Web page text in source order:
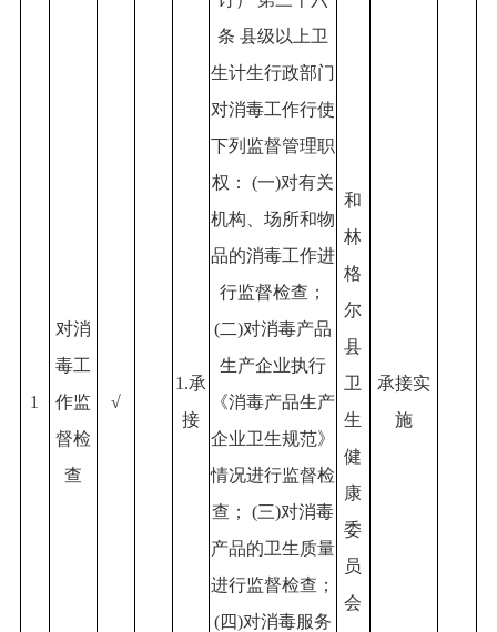
1
对消
毒工
作监
督检
查
√
1.承
接
条 县级以上卫
生计生行政部门
对消毒工作行使
下列监督管理职
权： (一)对有关
机构、场所和物
品的消毒工作进
行监督检查；
(二)对消毒产品
生产企业执行
《消毒产品生产
企业卫生规范》
情况进行监督检
查； (三)对消毒
产品的卫生质量
进行监督检查；
(四)对消毒服务
和
林
格
尔
县
卫
生
健
康
委
员
会
承接实
施